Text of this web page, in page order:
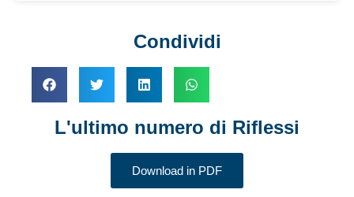
Condividi
L'ultimo numero di Riflessi
Download in PDF